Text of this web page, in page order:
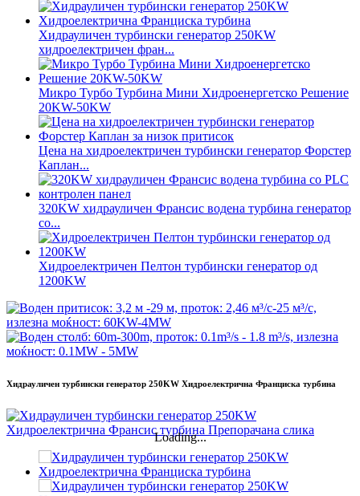
Хидрауличен турбински генератор 250KW
хидроелектричен фран...
Микро Турбо Турбина Мини Хидроенергетско Решение
20KW-50KW
Цена на хидроелектричен турбински генератор Форстер
Каплан...
320KW хидрауличен Франсис водена турбина генератор
со...
Хидроелектричен Пелтон турбински генератор од
1200KW
Хидрауличен турбински генератор 250KW Хидроелектрична Франциска турбина
Loading...